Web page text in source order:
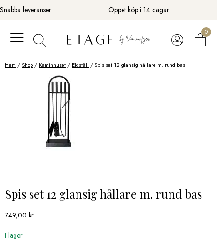
Fortsätt
till
Snabba leveranser Öppet köp i 14 dagar
0
Hem /Shop / Kaminhuset / Eldställ / Spis set 12 glansig hållare m. rund bas
Spis set 12 glansig hållare m. rund bas
749,00 kr
I lager